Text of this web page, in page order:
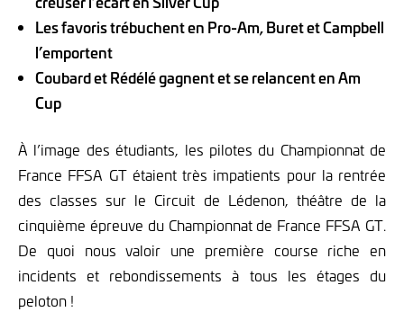
Les favoris trébuchent en Pro-Am, Buret et Campbell
l’emportent
Coubard et Rédélé gagnent et se relancent en Am
Cup
À l’image des étudiants, les pilotes du Championnat de
France FFSA GT étaient très impatients pour la rentrée
des classes sur le Circuit de Lédenon, théâtre de la
cinquième épreuve du Championnat de France FFSA GT.
De quoi nous valoir une première course riche en
incidents et rebondissements à tous les étages du
peloton !